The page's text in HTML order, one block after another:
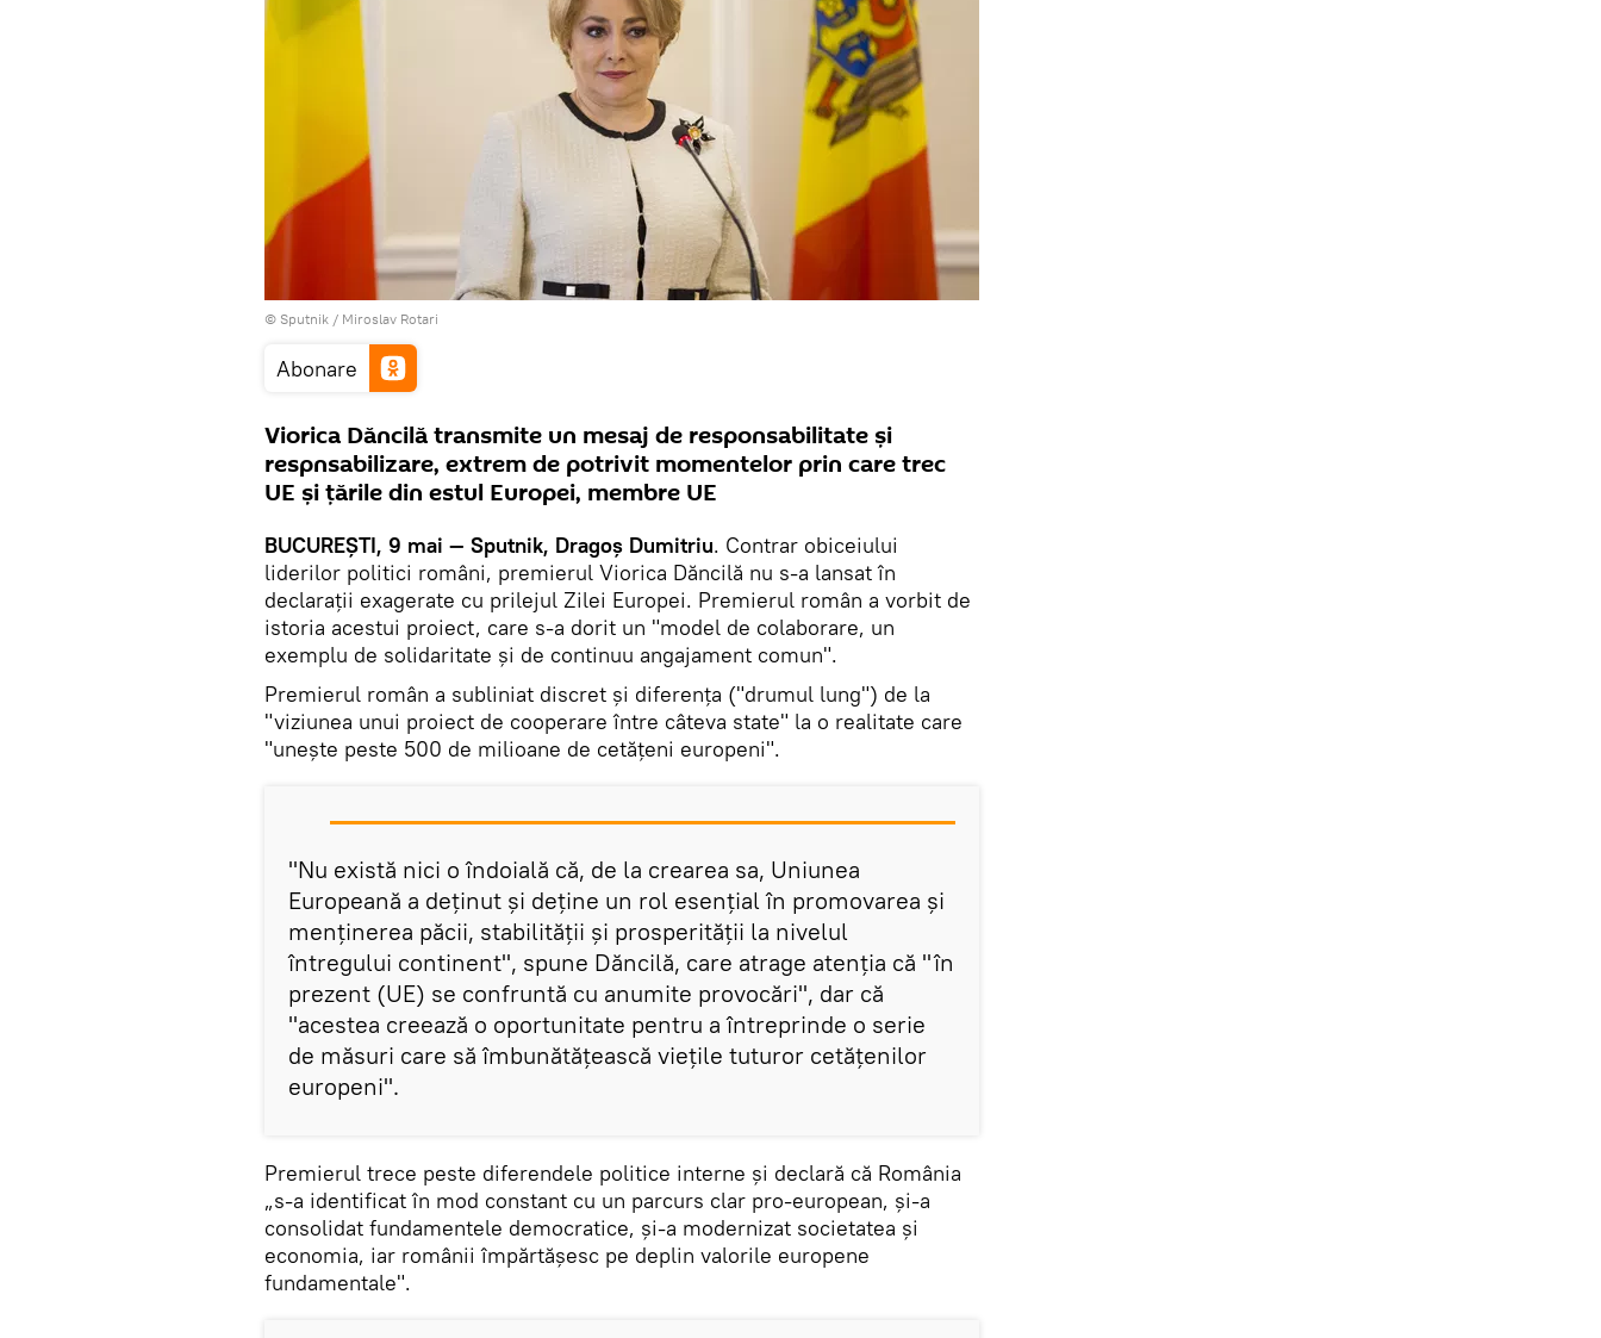
© Sputnik / Miroslav Rotari
Abonare
Viorica Dăncilă transmite un mesaj de responsabilitate și
respnsabilizare, extrem de potrivit momentelor prin care trec
UE și țările din estul Europei, membre UE
BUCUREȘTI, 9 mai — Sputnik, Dragoș Dumitriu. Contrar obiceiului
liderilor politici români, premierul Viorica Dăncilă nu s-a lansat în
declarații exagerate cu prilejul Zilei Europei. Premierul român a vorbit de
istoria acestui proiect, care s-a dorit un "model de colaborare, un
exemplu de solidaritate și de continuu angajament comun".
Premierul român a subliniat discret și diferența ("drumul lung") de la
"viziunea unui proiect de cooperare între câteva state" la o realitate care
"unește peste 500 de milioane de cetățeni europeni".
"Nu există nici o îndoială că, de la crearea sa, Uniunea
Europeană a deținut și deține un rol esențial în promovarea și
menținerea păcii, stabilității și prosperității la nivelul
întregului continent", spune Dăncilă, care atrage atenția că "în
prezent (UE) se confruntă cu anumite provocări", dar că
"acestea creează o oportunitate pentru a întreprinde o serie
de măsuri care să îmbunătățească viețile tuturor cetățenilor
europeni".
Premierul trece peste diferendele politice interne și declară că România
„s-a identificat în mod constant cu un parcurs clar pro-european, și-a
consolidat fundamentele democratice, și-a modernizat societatea și
economia, iar românii împărtășesc pe deplin valorile europene
fundamentale".